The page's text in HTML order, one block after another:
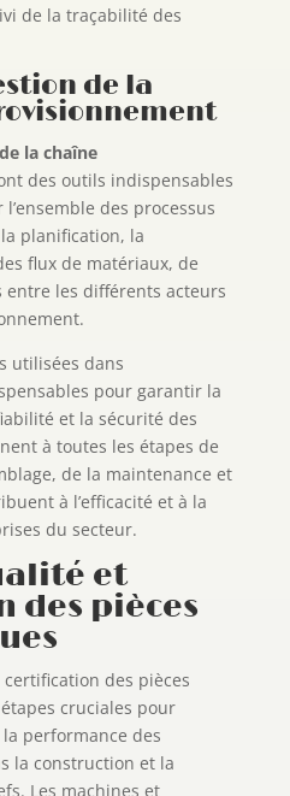
de la traçabilité des
de la
la chaîne
des outils indispensables
des processus
planification, la
flux de matériaux, de
entre les différents acteurs
utilisées dans
pour garantir la
et la sécurité des
à toutes les étapes de
de la maintenance et
à l’efficacité et à la
du secteur.
et
des pièces
des pièces
cruciales pour
performance des
la construction et la
Les machines et